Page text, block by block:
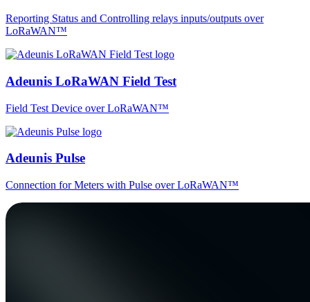
Reporting Status and Controlling relays inputs/outputs over
LoRaWAN™
Adeunis LoRaWAN Field Test
Field Test Device over LoRaWAN™
Adeunis Pulse
Connection for Meters with Pulse over LoRaWAN™